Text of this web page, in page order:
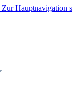
Zur Hauptnavigation